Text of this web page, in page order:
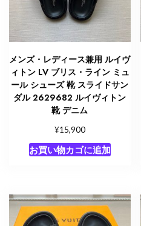
メンズ・レディース兼用 ルイヴ
ィトン LV ブリス・ライン ミュ
ール シューズ 靴 スライドサン
ダル 2629682 ルイヴィトン
靴 デニム
¥15,900
お買い物カゴに追加